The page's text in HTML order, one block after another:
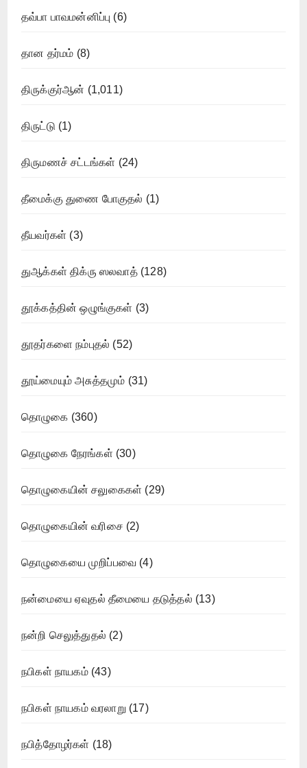
தவ்பா பாவமன்னிப்பு (6)
தான தர்மம் (8)
திருக்குர்ஆன் (1,011)
திருட்டு (1)
திருமணச் சட்டங்கள் (24)
தீமைக்கு துணை போகுதல் (1)
தீயவர்கள் (3)
துஆக்கள் திக்ரு ஸலவாத்(128)
தூக்கத்தின் ஒழுங்குகள் (3)
தூதர்களை நம்புதல் (52)
தூய்மையும் அசுத்தமும் (31)
தொழுகை (360)
தொழுகை நேரங்கள் (30)
தொழுகையின் சலுகைகள் (29)
தொழுகையின் வரிசை (2)
தொழுகையை முறிப்பவை (4)
நன்மையை ஏவுதல் தீமையை தடுத்தல் (13)
நன்றி செலுத்துதல் (2)
நபிகள் நாயகம்(43)
நபிகள் நாயகம் வரலாறு (17)
நபித்தோழர்கள் (18)